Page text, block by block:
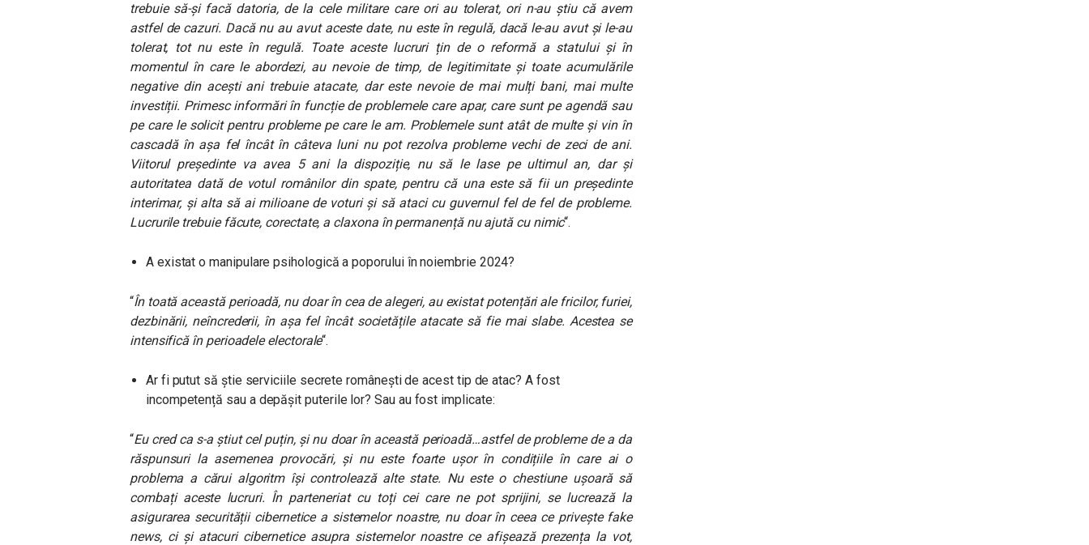
trebuie să-și facă datoria, de la cele militare care ori au tolerat, ori n-au știu că avem
astfel de cazuri. Dacă nu au avut aceste date, nu este în regulă, dacă le-au avut și le-au
tolerat, tot nu este în regulă. Toate aceste lucruri țin de o reformă a statului și în
momentul în care le abordezi, au nevoie de timp, de legitimitate și toate acumulările
negative din acești ani trebuie atacate, dar este nevoie de mai mulți bani, mai multe
investiții. Primesc informări în funcție de problemele care apar, care sunt pe agendă sau
pe care le solicit pentru probleme pe care le am. Problemele sunt atât de multe și vin în
cascadă în așa fel încât în câteva luni nu pot rezolva probleme vechi de zeci de ani.
Viitorul președinte va avea 5 ani la dispoziție, nu să le lase pe ultimul an, dar și
autoritatea dată de votul românilor din spate, pentru că una este să fii un președinte
interimar, și alta să ai milioane de voturi și să ataci cu guvernul fel de fel de probleme.
Lucrurile trebuie făcute, corectate, a claxona în permanență nu ajută cu nimic“.
A existat o manipulare psihologică a poporului în noiembrie 2024?
“În toată această perioadă, nu doar în cea de alegeri, au existat potențări ale fricilor, furiei,
dezbinării, neîncrederii, în așa fel încât societățile atacate să fie mai slabe. Acestea se
intensifică în perioadele electorale“.
Ar fi putut să știe serviciile secrete românești de acest tip de atac? A fost
incompetență sau a depășit puterile lor? Sau au fost implicate:
“Eu cred ca s-a știut cel puțin, și nu doar în această perioadă…astfel de probleme de a da
răspunsuri la asemenea provocări, și nu este foarte ușor în condițiile în care ai o
problema a cărui algoritm își controlează alte state. Nu este o chestiune ușoară să
combați aceste lucruri. În parteneriat cu toți cei care ne pot sprijini, se lucrează la
asigurarea securității cibernetice a sistemelor noastre, nu doar în ceea ce privește fake
news, ci și atacuri cibernetice asupra sistemelor noastre ce afișează prezența la vot,